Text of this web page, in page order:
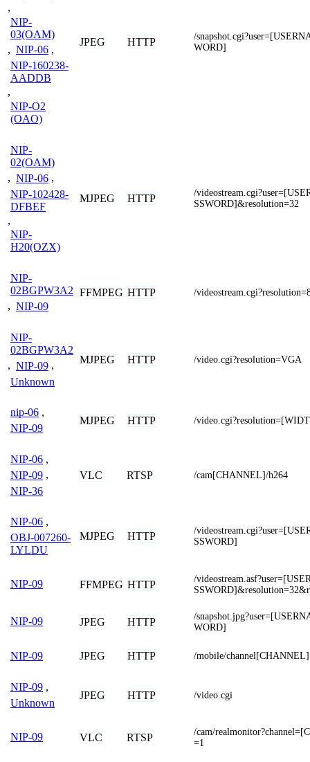
,
NIP-
03(OAM)
, NIP-06 ,
NIP-160238-
AADDB
,
NIP-O2
(OAO)
JPEG HTTP
/
WORD]
NIP-
02(OAM)
, NIP-06 ,
NIP-102428-
DFBEF
,
NIP-
H20(OZX)
MJPEG HTTP
/
SSWORD]&resolution=32
NIP-
02BGPW3A2
, NIP-09
FFMPEG HTTP /
NIP-
02BGPW3A2
, NIP-09 ,
Unknown
MJPEG HTTP /video.cgi?resolution=VGA
nip-06 ,
NIP-09
MJPEG HTTP /
NIP-06 ,
NIP-09 ,
NIP-36
VLC RTSP /cam[CHANNEL]/h264
NIP-06 ,
OBJ-007260-
LYLDU
MJPEG HTTP
/
SSWORD]
NIP-09 FFMPEG HTTP
/
NIP-09 JPEG HTTP
/
WORD]
NIP-09 JPEG HTTP /mobile/
NIP-09 ,
Unknown
JPEG HTTP /video.cgi
NIP-09 VLC RTSP
/cam/
=1